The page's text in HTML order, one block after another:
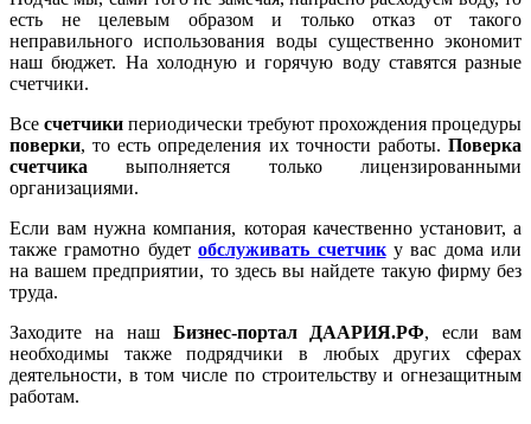
есть не целевым образом и только отказ от такого
неправильного использования воды существенно экономит
наш бюджет. На холодную и горячую воду ставятся разные
счетчики.
Все счетчики периодически требуют прохождения процедуры
поверки, то есть определения их точности работы. Поверка
счетчика выполняется только лицензированными
организациями.
Если вам нужна компания, которая качественно установит, а
также грамотно будетобслуживать счетчику вас дома или
на вашем предприятии, то здесь вы найдете такую фирму без
труда.
Заходите на наш Бизнес-портал ДААРИЯ.РФ, если вам
необходимы также подрядчики в любых других сферах
деятельности, в том числе по строительству и огнезащитным
работам.